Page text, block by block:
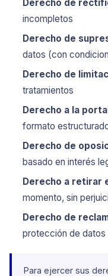
Derecho de
incompletos
Derecho de
datos (con
Derecho de
tratamientos
Derecho a la
formato
Derecho de
basado en interés
Derecho a retirar
momento, sin
Derecho de
protección de datos
Para ejercer sus